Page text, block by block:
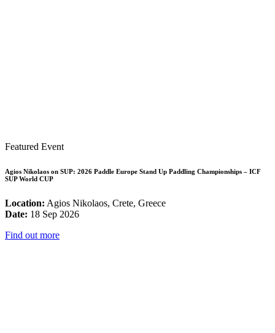
Featured Event
Agios Nikolaos on SUP: 2026 Paddle Europe Stand Up Paddling Championships – ICF
SUP World CUP
Location: Agios Nikolaos, Crete, Greece
Date: 18 Sep 2026
Find out more